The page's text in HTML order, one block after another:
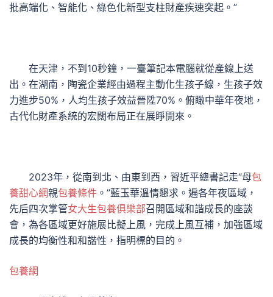
批高端化、智能化、綠色化新型支柱財產疾速突起。”
在天津，不到10秒鐘，一臺筆記本電腦就從產線上送
出。在湖南，陶瓷企業經由過程主動化生孩子線，生孩子效
力進步50%，人均生孩子效益晉陞70%。俯瞰中華年夜地，
古代化財產系統的宏闊布局正在展睜開來。
2023年，從南到北、由東到西，習近平總書記走“母包
養甜心網親包養條件 。”藍玉華溫情懇求。遍各年夜區域，
先后四次掌管女大生包養俱樂部召開區域和諧成長的座談
會，為各區域更好施展比擬上風，完成上風互補，加強區域
成長的均衡性和和諧性，指明標的目的。
包養網